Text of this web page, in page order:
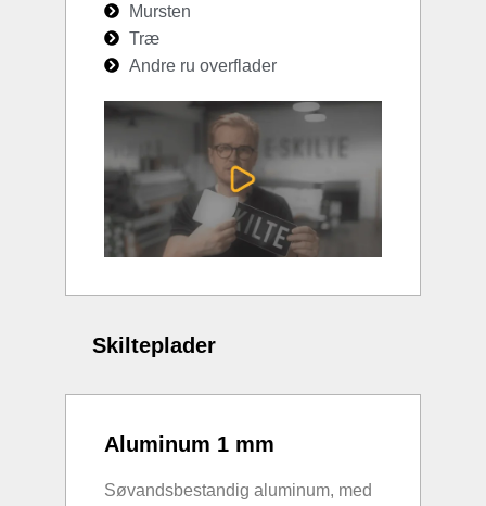
Mursten
Træ
Andre ru overflader
Skilteplader
Aluminum 1 mm
Søvandsbestandig aluminum, med